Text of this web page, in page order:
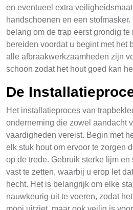
en eventueel extra
handschoenen en een
belang om de trap eerst grondig
bereiden voordat u begint met het
alle afbraakwerkzaamheden zijn
schoon zodat het hout goed kan
De
Het installatieproces van
onderneming die zowel aandacht
vaardigheden vereist. Begin met
elk stuk hout om ervoor te zorgen
op de trede. Gebruik sterke lijm
vast te zetten, waarbij u erop let
hecht. Het is belangrijk om elke
nauwkeurig uit te voeren, zodat